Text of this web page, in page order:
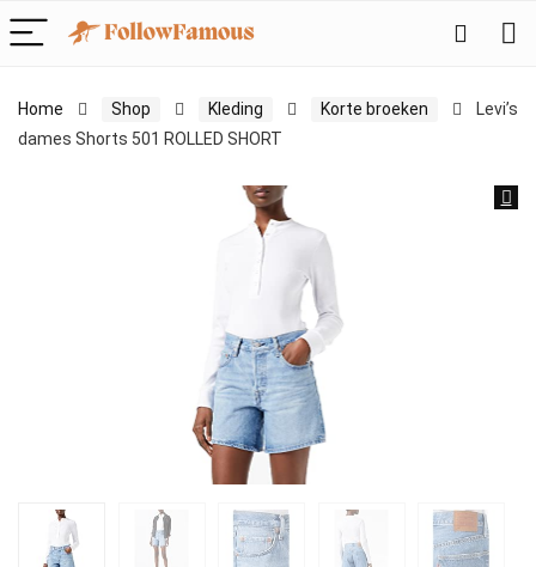
Home Shop Kleding Korte broeken
Levi’s
dames Shorts 501 ROLLED SHORT